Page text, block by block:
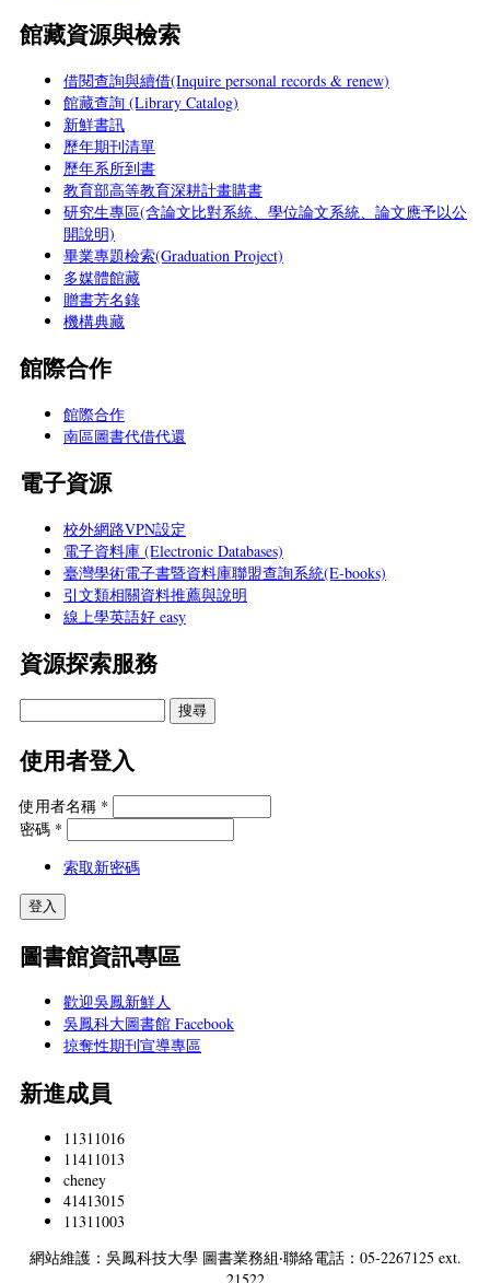
館藏資源與檢索
借閱查詢與續借(Inquire personal records & renew)
館藏查詢 (Library Catalog)
新鮮書訊
歷年期刊清單
歷年系所到書
教育部高等教育深耕計畫購書
研究生專區(含論文比對系統、學位論文系統、論文應予以公
開說明)
畢業專題檢索(Graduation Project)
多媒體館藏
贈書芳名錄
機構典藏
館際合作
館際合作
南區圖書代借代還
電子資源
校外網路VPN設定
電子資料庫 (Electronic Databases)
臺灣學術電子書暨資料庫聯盟查詢系統(E-books)
引文類相關資料推薦與說明
線上學英語好 easy
資源探索服務
使用者登入
使用者名稱 *
密碼 *
索取新密碼
圖書館資訊專區
歡迎吳鳳新鮮人
吳鳳科大圖書館 Facebook
掠奪性期刊宣導專區
新進成員
11311016
11411013
cheney
41413015
11311003
網站維護：吳鳳科技大學 圖書業務組‧聯絡電話：05-2267125 ext.